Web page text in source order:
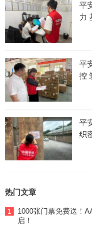
平
力
平
控
平
织
热门文章
1
1000张门票免费送！
启！